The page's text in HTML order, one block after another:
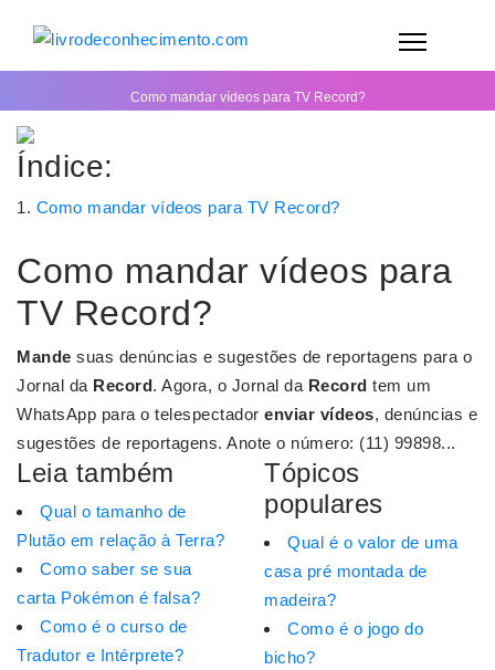
Como mandar vídeos para TV Record?
Índice:
Como mandar vídeos para TV Record?
Como mandar vídeos para
TV Record?
Mande suas denúncias e sugestões de reportagens para o
Jornal da Record. Agora, o Jornal da Record tem um
WhatsApp para o telespectador enviar vídeos, denúncias e
sugestões de reportagens. Anote o número: (11) 99898...
Leia também
Qual o tamanho de
Plutão em relação à Terra?
Como saber se sua
carta Pokémon é falsa?
Como é o curso de
Tradutor e Intérprete?
Tópicos
populares
Qual é o valor de uma
casa pré montada de
madeira?
Como é o jogo do
bicho?